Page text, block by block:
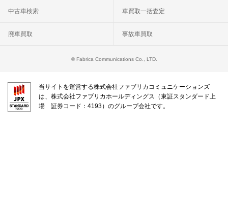
中古車検索 車買取一括査定
廃車買取 事故車買取
© Fabrica Communications Co., LTD.
当サイトを運営する株式会社ファブリカコミュニケーションズ
は、株式会社ファブリカホールディングス（東証スタンダード上
場 証券コード：4193）のグループ会社です。